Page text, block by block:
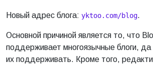
Новый адрес блога: yktoo.com/blog.
Основной причиной является то, что
поддерживает многоязычные блоги, да
их поддерживать. Кроме того,